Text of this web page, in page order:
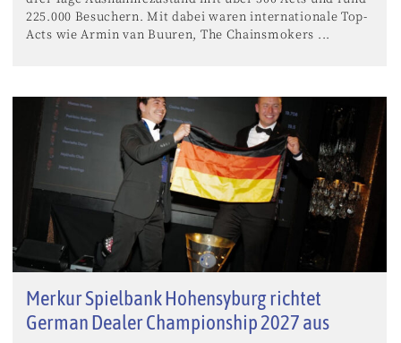
225.000 Besuchern. Mit dabei waren internationale Top-
Acts wie Armin van Buuren, The Chainsmokers ...
Merkur Spielbank Hohensyburg richtet
German Dealer Championship 2027 aus